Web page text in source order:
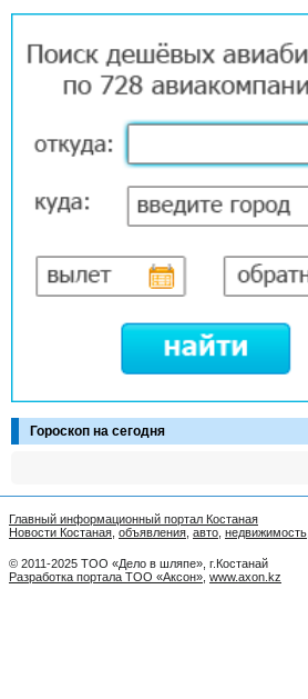
Гороскоп на сегодня
Главный информационный портал Костаная
Новости Костаная объявления авто недвижимость
© 2011-2025 ТОО «Дело в шляпе», г.Костанай
Разработка портала ТОО «Аксон» www.axon.kz